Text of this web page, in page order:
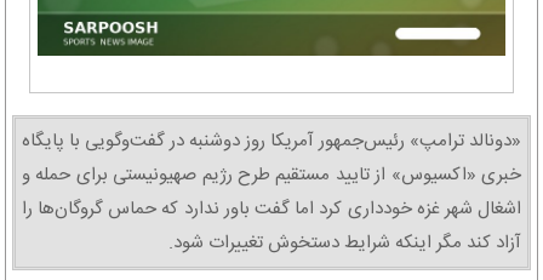
«دونالد ترامپ» رئیس‌جمهور آمریکا روز دوشنبه در گفت‌وگویی با پایگاه
خبری «اکسیوس» از تایید مستقیم طرح رژیم صهیونیستی برای حمله و
اشغال شهر غزه خودداری کرد اما گفت باور ندارد که حماس گروگان‌ها را
آزاد کند مگر اینکه شرایط دستخوش تغییرات شود.